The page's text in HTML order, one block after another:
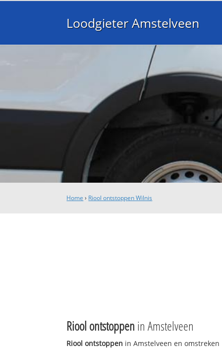
Loodgieter Amstelveen
Home › Riool ontstoppen Wilnis
Riool ontstoppen in Amstelveen
Riool ontstoppen in Amstelveen en